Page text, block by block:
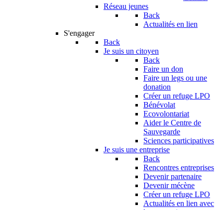
Réseau jeunes
Back
Actualités en lien
S'engager
Back
Je suis un citoyen
Back
Faire un don
Faire un legs ou une
donation
Créer un refuge LPO
Bénévolat
Ecovolontariat
Aider le Centre de
Sauvegarde
Sciences participatives
Je suis une entreprise
Back
Rencontres entreprises
Devenir partenaire
Devenir mécène
Créer un refuge LPO
Actualités en lien avec